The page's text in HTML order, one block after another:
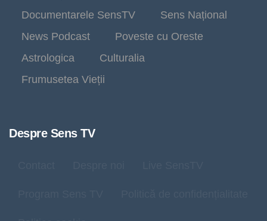
Documentarele SensTV
Sens Național
News Podcast
Poveste cu Oreste
Astrologica
Culturalia
Frumusetea Vieții
Despre Sens TV